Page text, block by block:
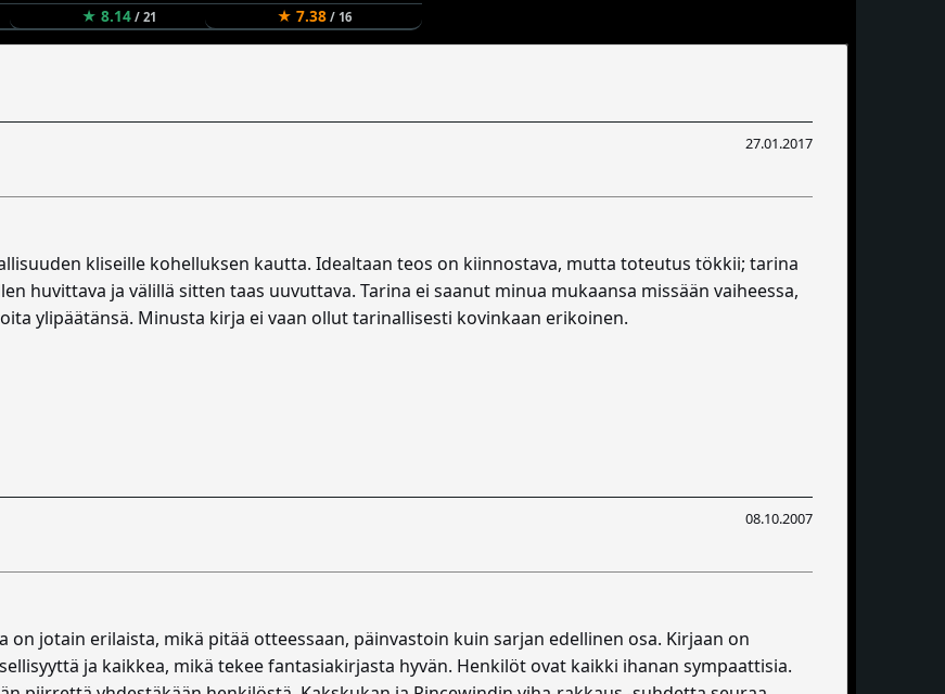
★ 8.14/ 21 ★ 7.38/ 16
27.01.2017
kliseille kohelluksen kautta. Idealtaan teos on kiinnostava, mutta toteutus tökkii; tarina
huvittava ja välillä sitten taas uuvuttava. Tarina ei saanut minua mukaansa missään vaiheessa,
ylipäätänsä. Minusta kirja ei vaan ollut tarinallisesti kovinkaan erikoinen.
08.10.2007
on jotain erilaista, mikä pitää otteessaan, päinvastoin kuin sarjan edellinen osa. Kirjaan on
ja kaikkea, mikä tekee fantasiakirjasta hyvän. Henkilöt ovat kaikki ihanan sympaattisia.